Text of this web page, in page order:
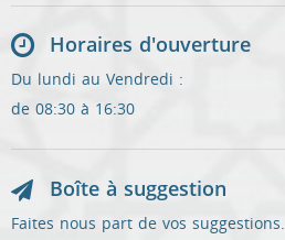
Horaires d'ouverture
Du lundi au Vendredi :
de 08:30 à 16:30
Boîte à suggestion
Faites nous part de vos suggestions.